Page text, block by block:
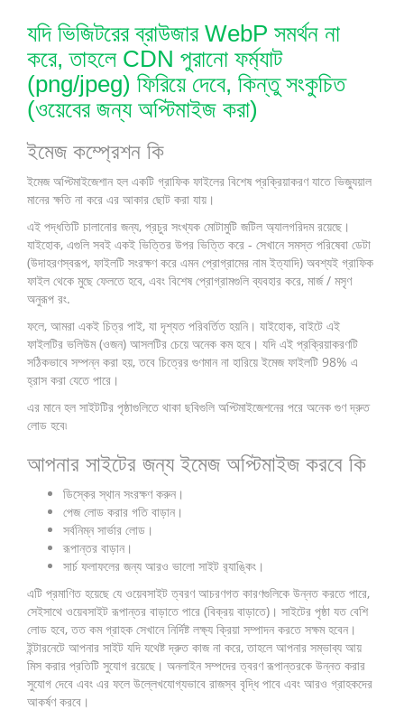
যদি ভিজিটরের ব্রাউজার WebP সমর্থন না
করে, তাহলে CDN পুরানো ফর্ম্যাট
(png/jpeg) ফিরিয়ে দেবে, কিন্তু সংকুচিত
(ওয়েবের জন্য অপ্টিমাইজ করা)
ইমেজ কম্প্রেশন কি
ইমেজ অপ্টিমাইজেশান হল একটি গ্রাফিক ফাইলের বিশেষ প্রক্রিয়াকরণ যাতে ভিজ্যুয়াল
মানের ক্ষতি না করে এর আকার ছোট করা যায়।
এই পদ্ধতিটি চালানোর জন্য, প্রচুর সংখ্যক মোটামুটি জটিল অ্যালগরিদম রয়েছে।
যাইহোক, এগুলি সবই একই ভিত্তির উপর ভিত্তি করে - সেখানে সমস্ত পরিষেবা ডেটা
(উদাহরণস্বরূপ, ফাইলটি সংরক্ষণ করে এমন প্রোগ্রামের নাম ইত্যাদি) অবশ্যই গ্রাফিক
ফাইল থেকে মুছে ফেলতে হবে, এবং বিশেষ প্রোগ্রামগুলি ব্যবহার করে, মার্জ / মসৃণ
অনুরূপ রং.
ফলে, আমরা একই চিত্র পাই, যা দৃশ্যত পরিবর্তিত হয়নি। যাইহোক, বাইটে এই
ফাইলটির ভলিউম (ওজন) আসলটির চেয়ে অনেক কম হবে। যদি এই প্রক্রিয়াকরণটি
সঠিকভাবে সম্পন্ন করা হয়, তবে চিত্রের গুণমান না হারিয়ে ইমেজ ফাইলটি 98% এ
হ্রাস করা যেতে পারে।
এর মানে হল সাইটটির পৃষ্ঠাগুলিতে থাকা ছবিগুলি অপ্টিমাইজেশনের পরে অনেক গুণ দ্রুত
লোড হবে৷
আপনার সাইটের জন্য ইমেজ অপ্টিমাইজ করবে কি
ডিস্কের স্থান সংরক্ষণ করুন।
পেজ লোড করার গতি বাড়ান।
সর্বনিম্ন সার্ভার লোড।
রূপান্তর বাড়ান।
সার্চ ফলাফলের জন্য আরও ভালো সাইট র‌্যাঙ্কিং।
এটি প্রমাণিত হয়েছে যে ওয়েবসাইট ত্বরণ আচরণগত কারণগুলিকে উন্নত করতে পারে,
সেইসাথে ওয়েবসাইট রূপান্তর বাড়াতে পারে (বিক্রয় বাড়াতে)। সাইটের পৃষ্ঠা যত বেশি
লোড হবে, তত কম গ্রাহক সেখানে নির্দিষ্ট লক্ষ্য ক্রিয়া সম্পাদন করতে সক্ষম হবেন।
ইন্টারনেটে আপনার সাইট যদি যথেষ্ট দ্রুত কাজ না করে, তাহলে আপনার সম্ভাব্য আয়
মিস করার প্রতিটি সুযোগ রয়েছে। অনলাইন সম্পদের ত্বরণ রূপান্তরকে উন্নত করার
সুযোগ দেবে এবং এর ফলে উল্লেখযোগ্যভাবে রাজস্ব বৃদ্ধি পাবে এবং আরও গ্রাহকদের
আকর্ষণ করবে।